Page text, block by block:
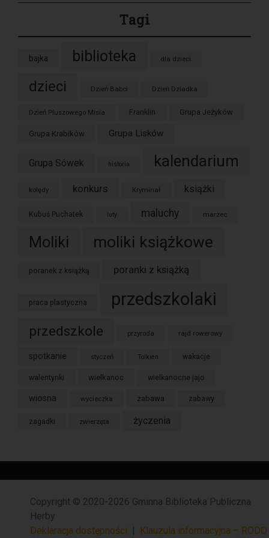
Tagi
bajka biblioteka dla dzieci
dzieci Dzień Babci Dzień Dziadka
Dzień Pluszowego Misia Franklin Grupa Jeżyków
Grupa Krabików Grupa Lisków
Grupa Sówek historia kalendarium
kolędy konkurs Kryminał książki
Kubuś Puchatek luty maluchy marzec
Moliki moliki książkowe
poranek z książką poranki z książką
praca plastyczna przedszkolaki
przedszkole przyroda rajd rowerowy
spotkanie styczeń Tolkien wakacje
walentynki wielkanoc wielkanocne jajo
wiosna wycieczka zabawa zabawy
zagadki zwierzęta życzenia
Copyright © 2020-2026 Gminna Biblioteka Publiczna
Herby
Deklaracja dostępności
Klauzula informacyjna – RODO